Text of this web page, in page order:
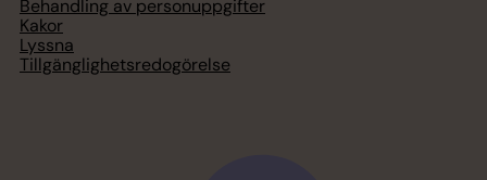
Behandling av personuppgifter
Kakor
Lyssna
Tillgänglighetsredogörelse